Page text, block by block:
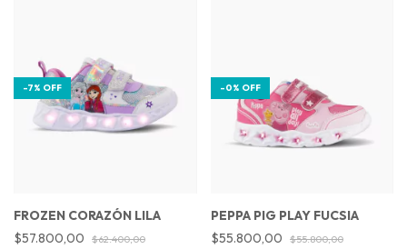
-7% OFF
FROZEN CORAZÓN LILA
$57.800,00
$62.400,00
-0% OFF
PEPPA PIG PLAY FUCSIA
$55.800,00
$55.800,00